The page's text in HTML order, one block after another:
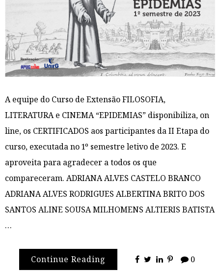
A equipe do Curso de Extensão FILOSOFIA,
LITERATURA e CINEMA “EPIDEMIAS” disponibiliza, on
line, os CERTIFICADOS aos participantes da II Etapa do
curso, executada no 1º semestre letivo de 2023. E
aproveita para agradecer a todos os que
compareceram. ADRIANA ALVES CASTELO BRANCO
ADRIANA ALVES RODRIGUES ALBERTINA BRITO DOS
SANTOS ALINE SOUSA MILHOMENS ALTIERIS BATISTA
…
Continue Reading 0